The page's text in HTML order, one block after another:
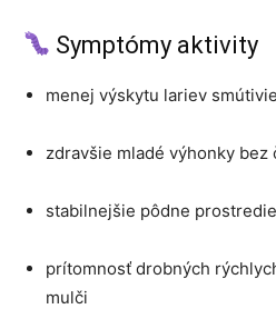
Symptómy aktivity
menej výskytu lariev
zdravšie mladé výhonky bez
stabilnejšie pôdne
prítomnosť drobných
mulči